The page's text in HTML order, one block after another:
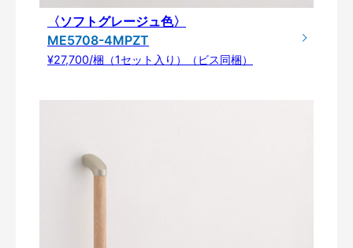
〈ソフトグレージュ色〉
ME5708-4MPZT
¥27,700/梱（1セット入り）（ビス同梱）